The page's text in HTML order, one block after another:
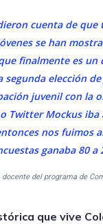
cuenta de
se han
finalmente es un
segunda elección
juvenil con la
Twitter Mockus
nos fuimos
ganaba 80
del programa de
que vive